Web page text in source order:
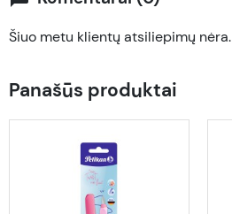
Šiuo metu klientų atsiliepimų nėra.
Panašūs produktai